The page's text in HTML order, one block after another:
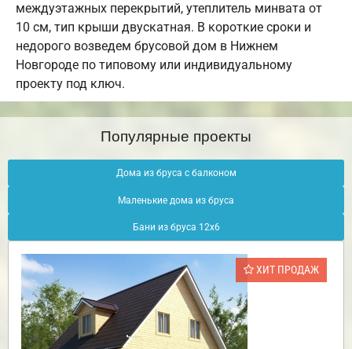
междуэтажных перекрытий, утеплитель минвата от
10 см, тип крыши двускатная. В короткие сроки и
недорого возведем брусовой дом в Нижнем
Новгороде по типовому или индивидуальному
проекту под ключ.
Популярные проекты
Дома из бруса с балконом
Маленькие дома из бруса
Бани из бруса 12х6
ХИТ ПРОДАЖ